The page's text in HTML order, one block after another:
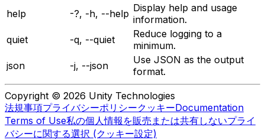
help
-?, -h, --help Display help and usage
information.
quiet
-q, --quiet
Reduce logging to a
minimum.
json
-j, --json
Use JSON as the output
format.
Copyright © 2026 Unity Technologies
法規事項プライバシーポリシークッキーDocumentation
Terms of Use私の個人情報を販売または共有しないプライ
バシーに関する選択 (クッキー設定)